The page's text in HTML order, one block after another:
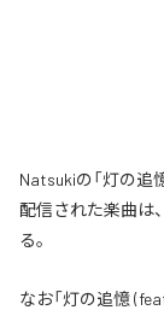
Natsukiの「灯の追
配信された楽曲は
る。
なお「灯の追憶